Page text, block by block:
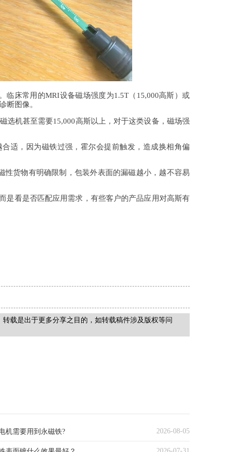
床常用的MRI设备磁场强度为1.5T（15,000高斯）或
断图像。
机甚至需要15,000高斯以上，对于这类设备，磁场强
适，因为磁铁过强，霍尔会提前触发，造成换相角偏
货物有明确限制，包装外表面的漏磁越小，越不容易
看是否匹配应用需求，有些客户的产品应用对高斯有
载是出于更多分享之目的，如转载稿件涉及版权等问
2026-08-05
机需要用到永磁铁?